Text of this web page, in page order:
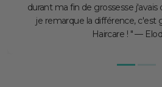
durant ma fin de grossesse j'avais
je remarque la différence, c'est
Haircare ! " —